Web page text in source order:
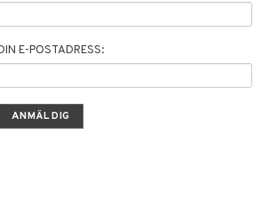
E-POSTADRESS: